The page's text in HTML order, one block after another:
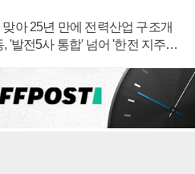
맞아 25년 만에 전력산업 구조개
, '발전5사 통합' 넘어 '한전 지주사'